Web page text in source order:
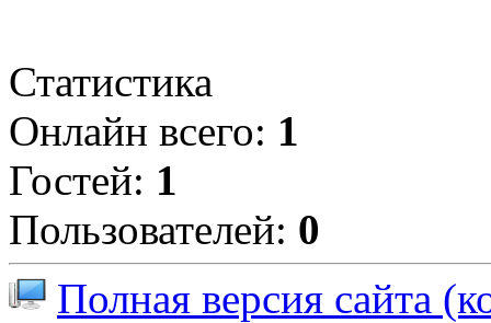
Статистика
Онлайн всего: 1
Гостей: 1
Пользователей: 0
Полная версия сайта